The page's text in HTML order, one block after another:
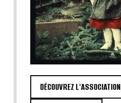
DÉCOUVREZ L'ASSOCIATION